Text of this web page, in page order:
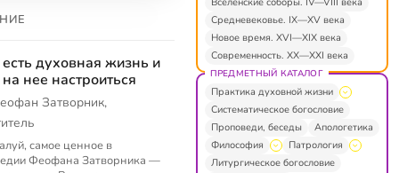
духовная жизнь и
нее настроиться
Затворник,
самое ценное в
Феофана Затворника —
Средневековье. IX—XV века
Новое время. XVI—XIX века
Современность. XX—XXI века
ПРЕДМЕТНЫЙ КАТАЛОГ
Практика духовной жизни
Систематическое богословие
Проповеди, беседы
Апологетика
Философия
Патрология
Литургическое богословие